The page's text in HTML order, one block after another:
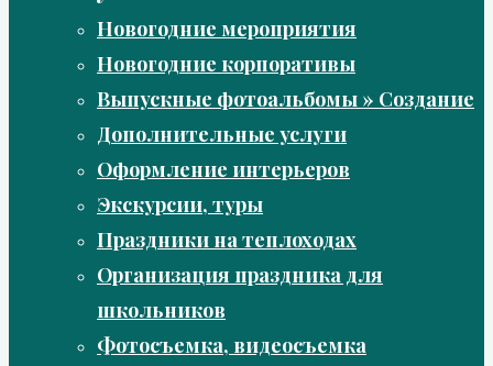
Новогодние мероприятия
Новогодние корпоративы
Выпускные фотоальбомы » Создание
Дополнительные услуги
Оформление интерьеров
Экскурсии, туры
Праздники на теплоходах
Организация праздника для
школьников
Фотосъемка, видеосъемка